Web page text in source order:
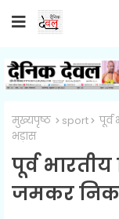
मुख्यपृष्ठ sport
भड़ास
पूर्व
जमकर